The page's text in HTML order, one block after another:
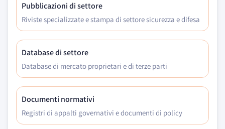
Pubblicazioni di settore
Riviste specializzate e stampa di settore sicurezza e difesa
Database di settore
Database di mercato proprietari e di terze parti
Documenti normativi
Registri di appalti governativi e documenti di policy